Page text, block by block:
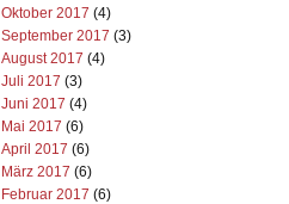
Oktober 2017 (4)
September 2017 (3)
August 2017 (4)
Juli 2017 (3)
Juni 2017 (4)
Mai 2017 (6)
April 2017 (6)
März 2017 (6)
Februar 2017 (6)